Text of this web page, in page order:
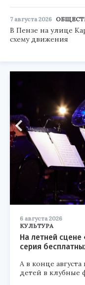
7 августа 2026
В Пензе на улице
схему движения
6 августа 2026
КУЛЬТУРА
На летней
серия
А в конце
детей в клубные